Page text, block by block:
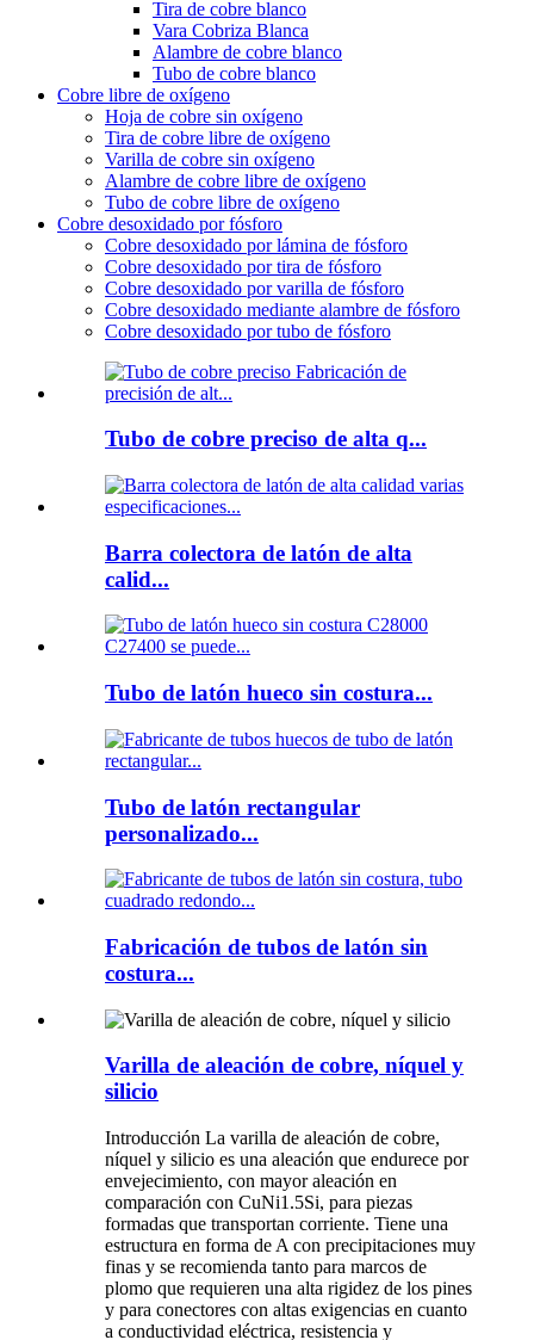
Tira de cobre blanco
Vara Cobriza Blanca
Alambre de cobre blanco
Tubo de cobre blanco
Cobre libre de oxígeno
Hoja de cobre sin oxígeno
Tira de cobre libre de oxígeno
Varilla de cobre sin oxígeno
Alambre de cobre libre de oxígeno
Tubo de cobre libre de oxígeno
Cobre desoxidado por fósforo
Cobre desoxidado por lámina de fósforo
Cobre desoxidado por tira de fósforo
Cobre desoxidado por varilla de fósforo
Cobre desoxidado mediante alambre de fósforo
Cobre desoxidado por tubo de fósforo
Tubo de cobre preciso de alta q...
Barra colectora de latón de alta
calid...
Tubo de latón hueco sin costura...
Tubo de latón rectangular
personalizado...
Fabricación de tubos de latón sin
costura...
Varilla de aleación de cobre, níquel y
silicio
Introducción La varilla de aleación de cobre,
níquel y silicio es una aleación que endurece por
envejecimiento, con mayor aleación en
comparación con CuNi1.5Si, para piezas
formadas que transportan corriente. Tiene una
estructura en forma de A con precipitaciones muy
finas y se recomienda tanto para marcos de
plomo que requieren una alta rigidez de los pines
y para conectores con altas exigencias en cuanto
a conductividad eléctrica, resistencia y